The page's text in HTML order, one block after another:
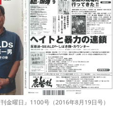
金曜日』1100号（2016年8月19日号）